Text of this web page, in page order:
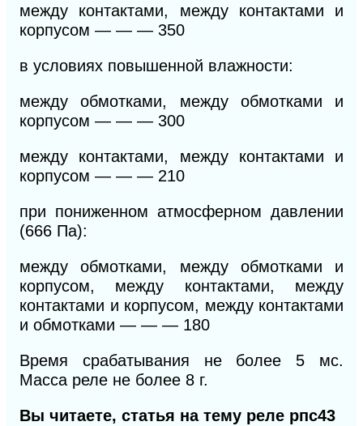
между контактами, между контактами и
корпусом — — — 350
в условиях повышенной влажности:
между обмотками, между обмотками и
корпусом — — — 300
между контактами, между контактами и
корпусом — — — 210
при пониженном атмосферном давлении
(666 Па):
между обмотками, между обмотками и
корпусом, между контактами, между
контактами и корпусом, между контактами
и обмотками — — — 180
Время срабатывания не более 5 мс.
Масса реле не более 8 г.
Вы читаете, статья на тему реле рпс43